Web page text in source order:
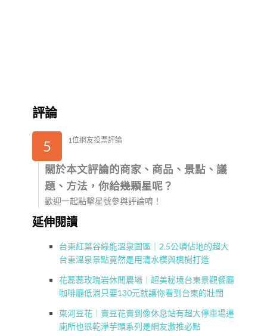
評論
5 1位網友投票評論
關於本文評論的商家、商品、景點、議
題、方法，你給幾顆星呢？
歡迎一起點擊星號參與評論唷！
延伸閱讀
台東紅葉谷綠能溫泉園區｜2.5公頃佔地的超大
台東溫泉景點竟然是用清水模與楓樹打造
花藞藞玫瑰岩休閒農場｜超美秘境台東景觀餐廳
咖啡廳低消只要130元就讓你看到台東的壯闊
東河豆花｜賣豆花賣到像休息站有超大停車場連
廁所也很乾淨芋頭系列是網友激推必點